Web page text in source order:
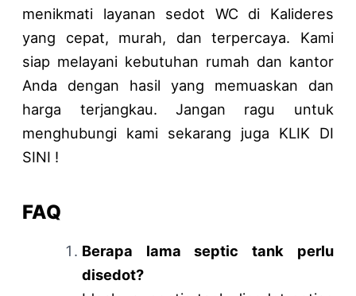
menikmati layanan sedot WC di Kalideres
yang cepat, murah, dan terpercaya. Kami
siap melayani kebutuhan rumah dan kantor
Anda dengan hasil yang memuaskan dan
harga terjangkau. Jangan ragu untuk
menghubungi kami sekarang juga KLIK DI
SINI !
FAQ
Berapa lama septic tank perlu
disedot?